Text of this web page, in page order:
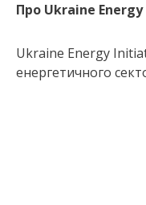
Про Ukraine Energy
Ukraine Energy
енергетичного